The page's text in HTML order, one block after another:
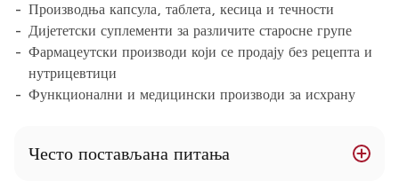
Производња капсула, таблета, кесица и течности
Дијететски суплементи за различите старосне групе
Фармацеутски производи који се продају без рецепта и
нутрицевтици
Функционални и медицински производи за исхрану
Често постављана питања